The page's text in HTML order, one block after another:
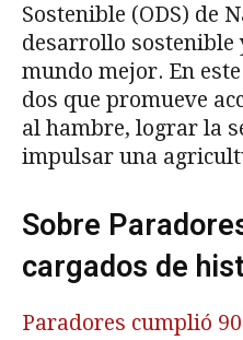
Sostenible (ODS) de
desarrollo sostenible
mundo mejor. En
dos que promueve
al hambre, lograr la
impulsar una
Sobre
cargados de
Paradores cumplió